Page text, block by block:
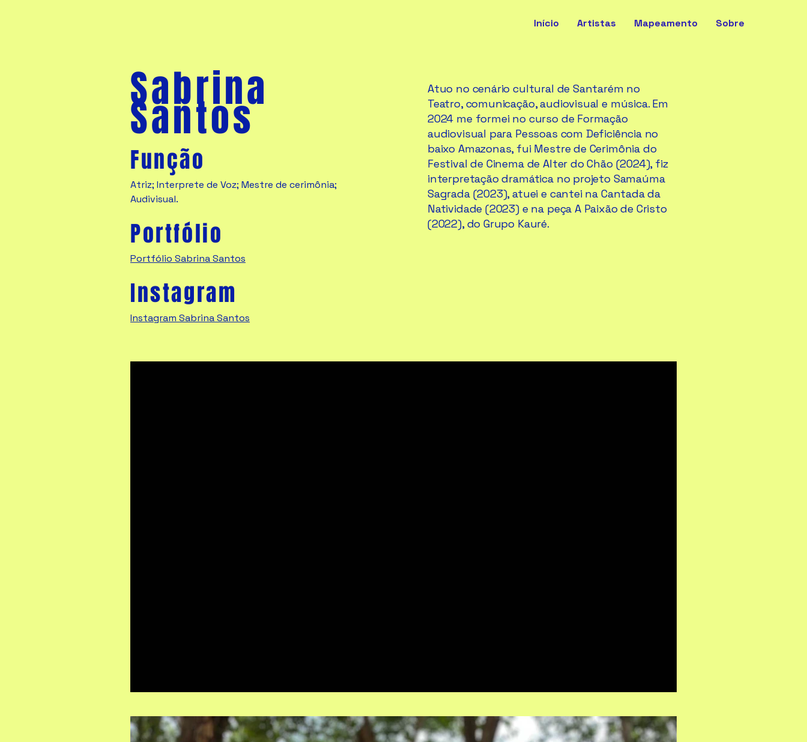
Início Artistas Mapeamento Sobre
Sabrina
Santos
Função
Atriz; Interprete de Voz; Mestre de cerimônia;
Audivisual.
Portfólio
Portfólio Sabrina Santos
Instagram
Instagram Sabrina Santos
Atuo no cenário cultural de Santarém no
Teatro, comunicação, audiovisual e música. Em
2024 me formei no curso de Formação
audiovisual para Pessoas com Deficiência no
baixo Amazonas, fui Mestre de Cerimônia do
Festival de Cinema de Alter do Chão (2024), fiz
interpretação dramática no projeto Samaúma
Sagrada (2023), atuei e cantei na Cantada da
Natividade (2023) e na peça A Paixão de Cristo
(2022), do Grupo Kauré.